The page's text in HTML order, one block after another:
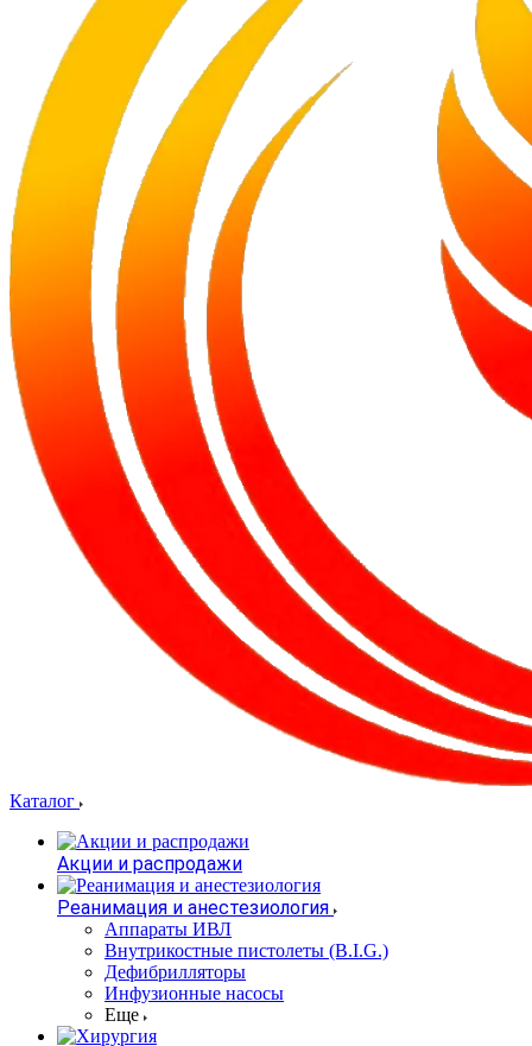
Каталог
Акции и распродажи
Реанимация и анестезиология
Аппараты ИВЛ
Внутрикостные пистолеты (B.I.G.)
Дефибрилляторы
Инфузионные насосы
Еще